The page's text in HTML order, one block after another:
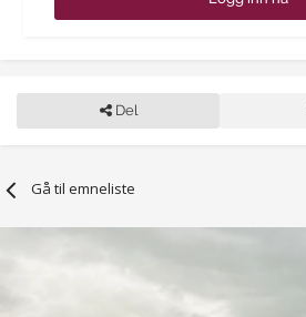
Del
Gå til emneliste